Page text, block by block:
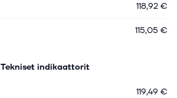
118,92 €
115,05 €
Tekniset indikaattorit
119,49 €